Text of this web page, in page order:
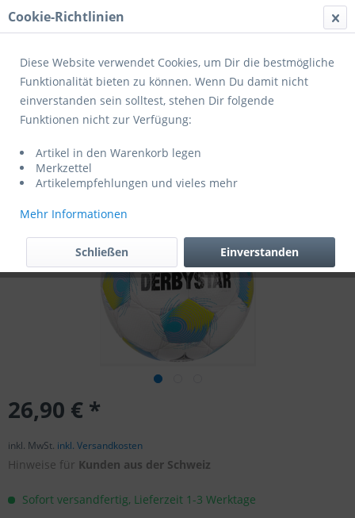
Menü
Übersicht Trainingsbälle
weiss/Blau/Grün Gr 5
26,90 € *
inkl. MwSt. inkl. Versandkosten
Hinweise für Kunden aus der Schweiz
Sofort versandfertig, Lieferzeit 1-3 Werktage
Cookie-Richtlinien
Diese Website verwendet Cookies, um Dir die bestmögliche
Funktionalität bieten zu können. Wenn Du damit nicht
einverstanden sein solltest, stehen Dir folgende
Funktionen nicht zur Verfügung:
Artikel in den Warenkorb legen
Merkzettel
Artikelempfehlungen und vieles mehr
Mehr Informationen
Einverstanden
Schließen